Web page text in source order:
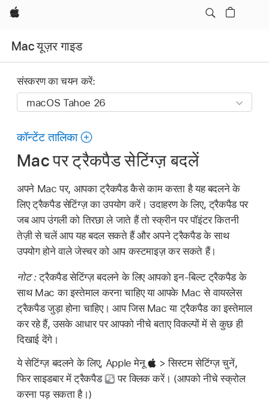
Apple
Mac यूज़र गाइड
संस्करण का चयन करें:
कॉन्टेंट तालिका
Mac पर ट्रैकपैड सेटिंग्ज़ बदलें
अपने Mac पर, आपका ट्रैकपैड कैसे काम करता है यह बदलने के
लिए ट्रैकपैड सेटिंग्ज़ का उपयोग करें। उदाहरण के लिए, ट्रैकपैड पर
जब आप उंगली को तिरछा ले जाते हैं तो स्क्रीन पर पॉइंटर कितनी
तेज़ी से चलें आप यह बदल सकते हैं और अपने ट्रैकपैड के साथ
उपयोग होने वाले जेस्चर को आप कस्टमाइज़ कर सकते हैं।
नोट :ट्रैकपैड सेटिंग्ज़ बदलने के लिए आपको इन-बिल्ट ट्रैकपैड के
साथ Mac का इस्तेमाल करना चाहिए या आपके Mac से वायरलेस
ट्रैकपैड जुड़ा होना चाहिए। आप जिस Mac या ट्रैकपैड का इस्तेमाल
कर रहे हैं, उसके आधार पर आपको नीचे बताए विकल्पों में से कुछ ही
दिखाई देंगे।
ये सेटिंग्ज़ बदलने के लिए, Apple मेनू
> सिस्टम सेटिंग्ज़ चुनें,
फिर साइडबार में ट्रैकपैड
पर क्लिक करें। (आपको नीचे स्क्रोल
करना पड़ सकता है।)